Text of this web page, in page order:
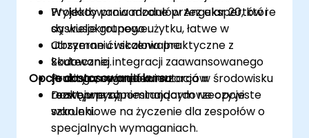
Projektowania modułów Angular 20, które
są wielokrotnego użytku, łatwe w
utrzymaniu i skalowalne.
Skutecznej integracji zaawansowanego
routingu, sygnałów i wzorców
reaktywnych.
Wykłady prowadzone przez ekspertów i
dyskusje grupowe.
Obszerne ćwiczenia praktyczne z
kodowania.
Praktyczna implementacja w środowisku
rozwoju przypominającym rzeczywiste
warunki.
Opcje dostosowania kursu
Dostępne są niestandardowe opcje
szkoleniowe na życzenie dla zespołów o
specjalnych wymaganiach.